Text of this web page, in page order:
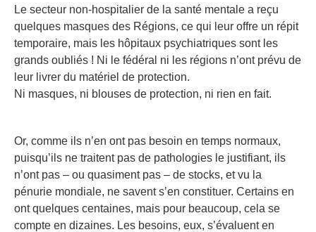
Le secteur non-hospitalier de la santé mentale a reçu
quelques masques des Régions, ce qui leur offre un répit
temporaire, mais les hôpitaux psychiatriques sont les
grands oubliés ! Ni le fédéral ni les régions n’ont prévu de
leur livrer du matériel de protection.
Ni masques, ni blouses de protection, ni rien en fait.
Or, comme ils n’en ont pas besoin en temps normaux,
puisqu’ils ne traitent pas de pathologies le justifiant, ils
n’ont pas – ou quasiment pas – de stocks, et vu la
pénurie mondiale, ne savent s’en constituer. Certains en
ont quelques centaines, mais pour beaucoup, cela se
compte en dizaines. Les besoins, eux, s’évaluent en